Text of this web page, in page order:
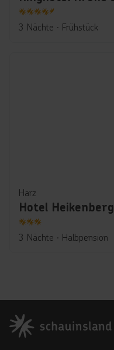
4.5
3 Nächte ∙ Frühstück
Harz
Hotel Heikenberg
3
3 Nächte ∙ Halbpension